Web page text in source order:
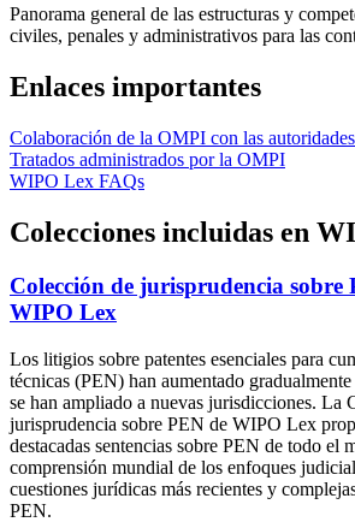
Panorama general de las estructuras y
civiles, penales y administrativos para las
Enlaces importantes
Colaboración de la OMPI con las
Tratados administrados por la OMPI
WIPO Lex FAQs
Colecciones incluidas en
Colección de jurisprudencia sobre
WIPO Lex
Los litigios sobre patentes esenciales para
técnicas (PEN) han aumentado
se han ampliado a nuevas jurisdicciones. La
jurisprudencia sobre PEN de WIPO Lex
destacadas sentencias sobre PEN de todo el
comprensión mundial de los enfoques
cuestiones jurídicas más recientes y
PEN.